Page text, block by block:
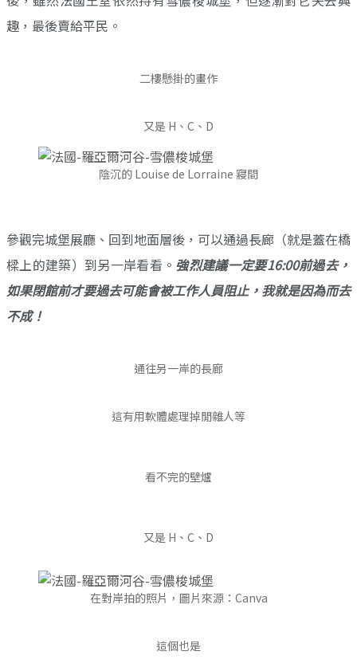
趣，最後賣給平民。
二樓懸掛的畫作
又是 H、C、D
陰沉的 Louise de Lorraine 寢間
參觀完城堡展廳、回到地面層後，可以通過長廊（就是蓋在橋
樑上的建築）到另一岸看看。 強烈建議一定要16:00前過去，
如果閉館前才要過去可能會被工作人員阻止，我就是因為而去
不成！
通往另一岸的長廊
這有用軟體處理掉閒雜人等
看不完的壁爐
又是 H、C、D
在對岸拍的照片，圖片來源：Canva
這個也是